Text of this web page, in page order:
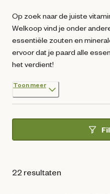
Op zoek naar de juiste
Welkoop vind je onder
essentiële zouten en
ervoor dat je paard alle
het verdient!
Toon meer
22 resultaten